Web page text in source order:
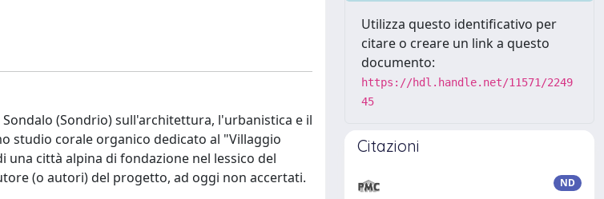
(Sondrio) sull'architettura, l'urbanistica e il
studio corale organico dedicato al "Villaggio
una città alpina di fondazione nel lessico del
(o autori) del progetto, ad oggi non accertati.
Utilizza questo identificativo per
citare o creare un link a questo
documento:
https://hdl.handle.net/11571/2249
45
Citazioni
ND